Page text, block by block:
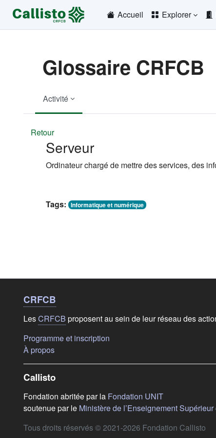
Passer au contenu principal
Accueil
Explorer
Glossaire CRFCB
Activité
Retour
Serveur
Ordinateur chargé de mettre des services, des
Tags: Informatique et numérique
Liens de bas de
CRFCB
LesCRFCB proposent au sein de leur réseau des
Programme et inscription
À propos(s'ouvre dans un nouvel onglet)
Callisto
Fondation abritée par la Fondation UNIT(s'ouvre dans
soutenue par le Ministère de l’Enseignement
Tous droits réservés © 2021-2026 Fondation Callisto